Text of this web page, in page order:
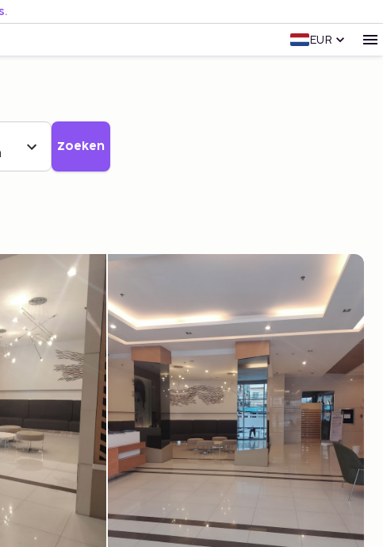
EUR
Zoeken